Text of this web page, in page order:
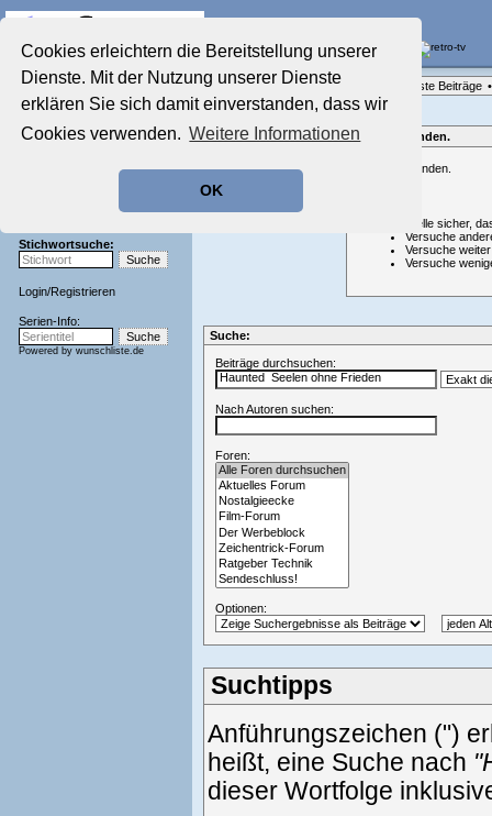
Cookies erleichtern die Bereitstellung unserer
Dienste. Mit der Nutzung unserer Dienste
erklären Sie sich damit einverstanden, dass wir
Cookies verwenden. Weitere Informationen
OK
Startseite
Aktuelles Forum
Film-Forum
Zeichentrick-Forum
Stichwortsuche:
Login/Registrieren
Serien-Info:
Powered by wunschliste.de
Forenliste • Themenübersicht Neueste Beiträge •
Nichts gefunden.
Nichts gefunden.
Stelle sicher,
Versuche
Versuche
Versuche
Suche:
Beiträge durchsuchen:
Nach Autoren suchen:
Foren:
Optionen:
Suchtipps
Anführungszeichen (")
heißt, eine Suche nach
dieser Wortfolge